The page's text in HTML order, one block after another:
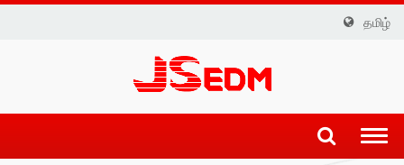
தமிழ்